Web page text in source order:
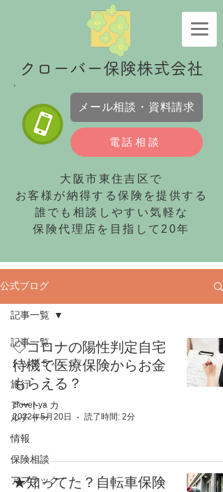
​クローバー保険株式会社
メール相談・資料請求
電話相談
大阪市東住吉区で
お客様が納得する保険を提供する
誰でも相談しやすい気軽な
保険代理店を目指して20年
公式ブログ
記事一覧
トップ 5
旅行
アート・カ
ルチャー
情報
保険相談
アフラック
記事一覧
◇コロナの陽性判定自宅
待機で医療保険からお金
もらえる？
clover-ya
2022年5月20日
読了時間: 2分
★知ってた？自転車保険